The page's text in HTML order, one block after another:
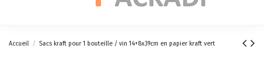
Accueil Sacs kraft pour 1 bouteille / vin 14+8x39cm en papier kraft vert